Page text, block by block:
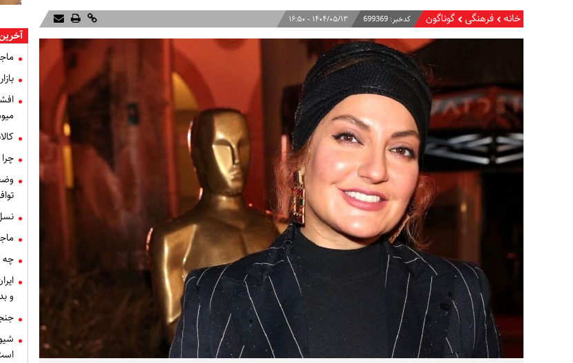
خانه فرهنگی گوناگون کدخبر: 699369 ۱۴۰۴/۰۵/۱۳ - ۱۶:۵۰
چرا
ماجرای بلیط
چه
و